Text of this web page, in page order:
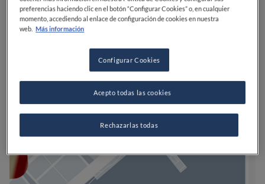
preferencias haciendo clic en el botón “Configurar Cookies” o, en cualquier
momento, accediendo al enlace de configuración de cookies en nuestra
web. Más información
Configurar Cookies
Rechazarlas todas
Acepto todas las cookies